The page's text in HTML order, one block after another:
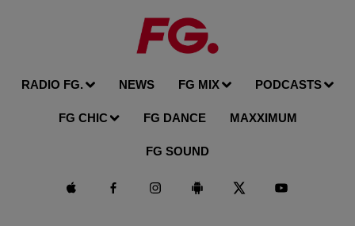
RADIO FG. NEWS FG MIX PODCASTS
FG CHIC FG DANCE MAXXIMUM
FG SOUND